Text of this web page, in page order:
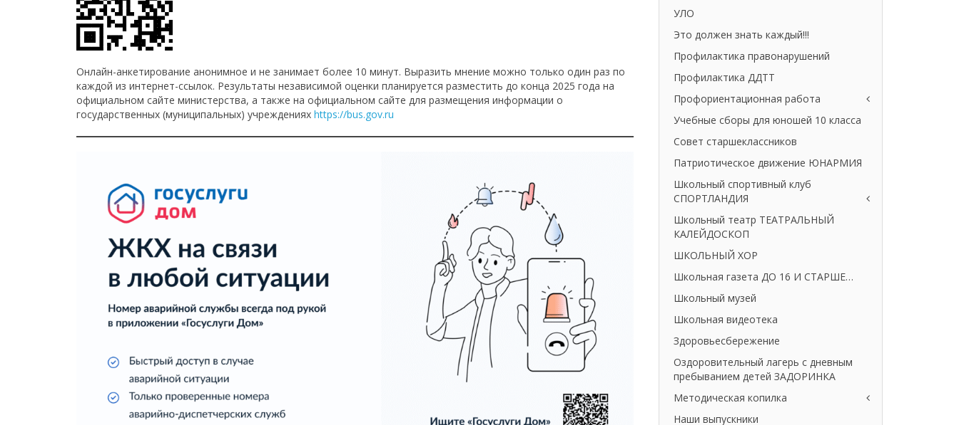
Онлайн-анкетирование анонимное и не занимает более 10 минут. Выразить мнение можно только один раз по
каждой из интернет-ссылок. Результаты независимой оценки планируется разместить до конца 2025 года на
официальном сайте министерства, а также на официальном сайте для размещения информации о
государственных (муниципальных) учреждениях https://bus.gov.ru
УЛО
Это должен знать каждый!!!
Профилактика правонарушений
Профилактика ДДТТ
Профориентационная работа
Учебные сборы для юношей 10 класса
Совет старшеклассников
Патриотическое движение ЮНАРМИЯ
Школьный спортивный клуб
СПОРТЛАНДИЯ
Школьный театр ТЕАТРАЛЬНЫЙ
КАЛЕЙДОСКОП
ШКОЛЬНЫЙ ХОР
Школьная газета ДО 16 И СТАРШЕ…
Школьный музей
Школьная видеотека
Здоровьесбережение
Оздоровительный лагерь с дневным
пребыванием детей ЗАДОРИНКА
Методическая копилка
Наши выпускники